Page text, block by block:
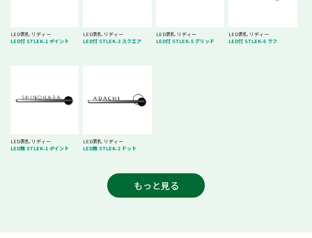
LED表札 リディー
LED付 STLEK-1 ポイント
LED表札 リディー
LED付 STLEK-3 スクエア
LED表札 リディー
LED付 STLEK-5 グリッド
LED表札 リディー
LED付 STLEK-6 ラフ
LED表札 リディー
LED無 STLEK-1 ポイント
LED表札 リディー
LED無 STLEK-2 ドット
もっと見る